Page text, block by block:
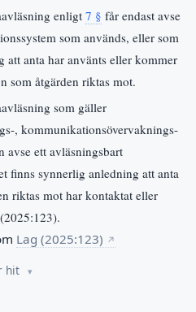
enligt 7 § får endast avse
som används, eller som
att anta har använts eller kommer
som åtgärden riktas mot.
som gäller
, kommunikationsövervaknings-
avse ett avläsningsbart
finns synnerlig anledning att anta
riktas mot har kontaktat eller
Lag (2025:123) ↗
hit